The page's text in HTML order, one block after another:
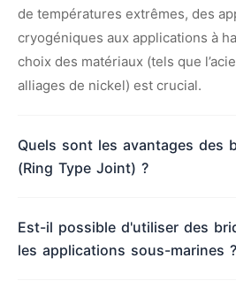
de températures extrêmes, des
cryogéniques aux applications à
choix des matériaux (tels que
alliages de nickel) est crucial.
Quels sont les avantages des
(Ring Type Joint) ?
Est-il possible d'utiliser des
les applications sous-marines ?